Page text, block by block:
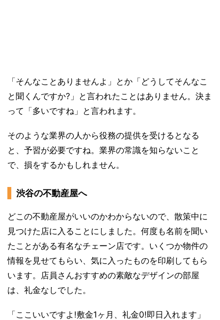
「そんなことありませんよ」とか「どうしてそんなこ
と聞くんですか?」と言われたことはありません。決ま
って「多いですね」と言われます。
そのような業界の人から役務の提供を受けるとなる
と、予習が必要ですね。業界の常識を知らないこと
で、損をするかもしれません。
渋谷の不動産屋へ
どこの不動産屋がいいのかわからないので、散策中に
見つけた店に入ることにしました。何度も名前を聞い
たことがある有名なチェーン店です。いくつか物件の
情報を見せてもらい、気に入ったものを印刷してもら
います。店員さんおすすめの素敵なデザインの部屋
は、礼金なしでした。
「ここいいですよ!敷金1ヶ月、礼金0!即日入れます」